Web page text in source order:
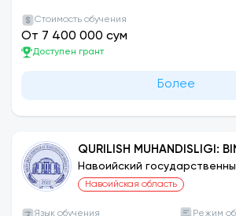
Стоимость обучения
От 7 400 000 сум
Доступен грант
Более
QURILISH MUHANDISLIGI:
INSHOOTLAR QURILISHI
Навоийский
технологический
Навоийская область
Язык обучения Режим